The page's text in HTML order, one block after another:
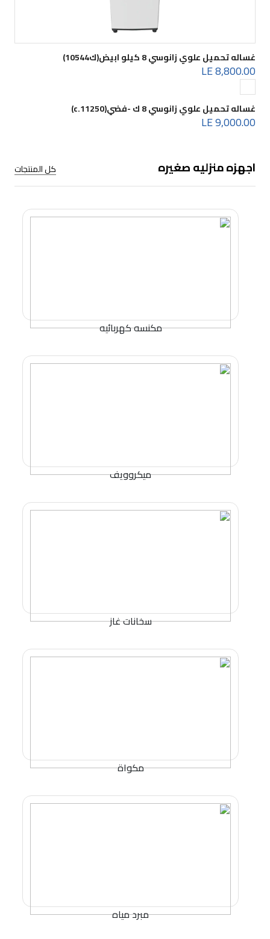
غساله تحميل علوي زانوسي 8 كيلو ابيض(ك10544)
8,800.00 LE
غساله تحميل علوي زانوسي 8 ك -فضي(c.11250)
9,000.00 LE
اجهزه منزليه صغيره كل المنتجات
مكنسه كهربائيه
ميكروويف
سخانات غاز
مكواة
مبرد مياه